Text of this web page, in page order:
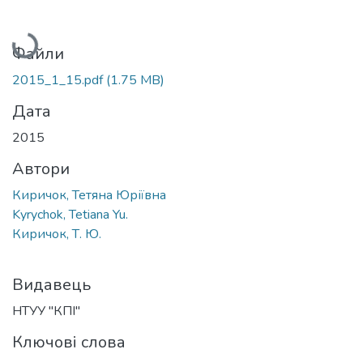
Файли
2015_1_15.pdf(1.75 MB)
Дата
2015
Автори
Киричок, Тетяна Юріївна
Kyrychok, Tetiana Yu.
Киричок, Т. Ю.
Видавець
НТУУ "КПІ"
Ключові слова